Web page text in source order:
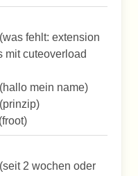
fehlt: extension
mit cuteoverload
mein name)
2 wochen oder